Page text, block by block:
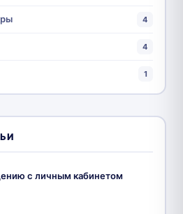
4
4
1
с личным кабинетом